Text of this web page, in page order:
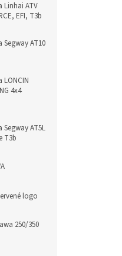
Linhai ATV
EFI, T3b
AT10
4x4
AT5L
T3b
logo
250/350